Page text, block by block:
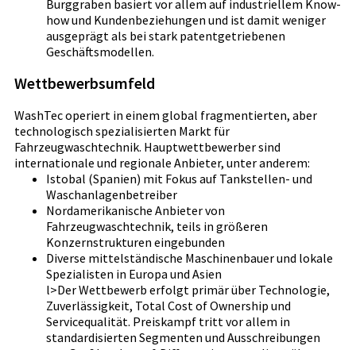
Burggraben basiert vor allem auf industriellem Know-
how und Kundenbeziehungen und ist damit weniger
ausgeprägt als bei stark patentgetriebenen
Geschäftsmodellen.
Wettbewerbsumfeld
WashTec operiert in einem global fragmentierten, aber
technologisch spezialisierten Markt für
Fahrzeugwaschtechnik. Hauptwettbewerber sind
internationale und regionale Anbieter, unter anderem:
Istobal (Spanien) mit Fokus auf Tankstellen- und
Waschanlagenbetreiber
Nordamerikanische Anbieter von
Fahrzeugwaschtechnik, teils in größeren
Konzernstrukturen eingebunden
Diverse mittelständische Maschinenbauer und lokale
Spezialisten in Europa und Asien
l>Der Wettbewerb erfolgt primär über Technologie,
Zuverlässigkeit, Total Cost of Ownership und
Servicequalität. Preiskampf tritt vor allem in
standardisierten Segmenten und Ausschreibungen